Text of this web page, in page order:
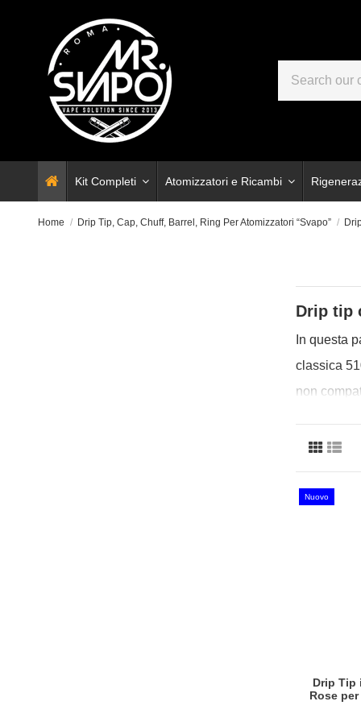
Kit Completi Atomizzatori e Ricambi
Home Drip Tip, Cap, Chuff, Barrel, Ring Per Atomizzatori “Svapo”
Drip tip
In questa
classica
non
Nuovo
Drip Tip
Rose